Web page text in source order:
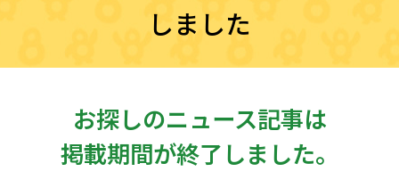
しました
お探しのニュース記事は
掲載期間が終了しました。